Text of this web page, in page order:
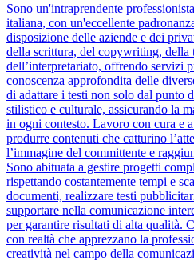
Sono un'intraprendente
italiana, con un'eccellente
disposizione delle aziende e dei
della scrittura, del copywriting, della
dell’interpretariato, offrendo servizi
conoscenza approfondita delle
di adattare i testi non solo dal punto
stilistico e culturale, assicurando la
in ogni contesto. Lavoro con cura e
produrre contenuti che catturino
l’immagine del committente e
Sono abituata a gestire progetti
rispettando costantemente tempi e
documenti, realizzare testi
supportare nella comunicazione
per garantire risultati di alta qualità.
con realtà che apprezzano la
creatività nel campo della